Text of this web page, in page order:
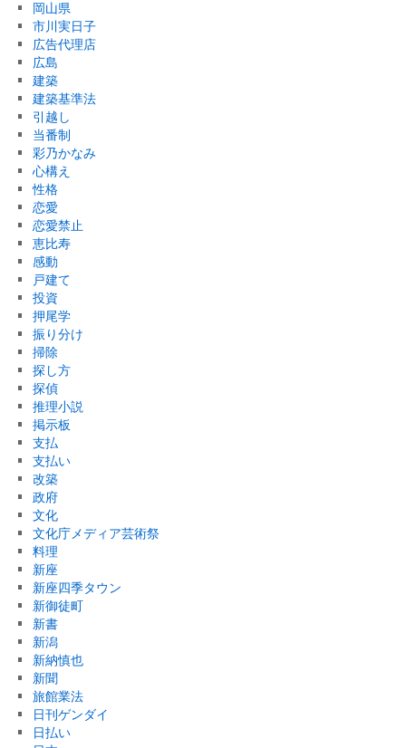
岡山県
市川実日子
広告代理店
広島
建築
建築基準法
引越し
当番制
彩乃かなみ
心構え
性格
恋愛
恋愛禁止
恵比寿
感動
戸建て
投資
押尾学
振り分け
掃除
探し方
探偵
推理小説
掲示板
支払
支払い
改築
政府
文化
文化庁メディア芸術祭
料理
新座
新座四季タウン
新御徒町
新書
新潟
新納慎也
新聞
旅館業法
日刊ゲンダイ
日払い